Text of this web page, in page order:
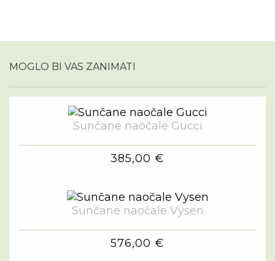
MOGLO BI VAS ZANIMATI
Sunčane naočale Gucci
385,00 €
Sunčane naočale Vysen
576,00 €